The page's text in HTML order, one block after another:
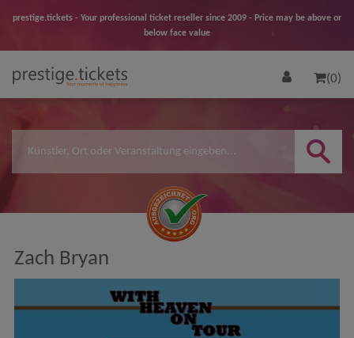
prestige.tickets - Your professional ticket reseller since 2009 - Price may be above or
below face value
(0)
Zach Bryan